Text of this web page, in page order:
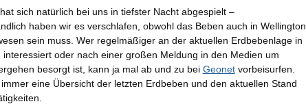
sich natürlich bei uns in tiefster Nacht abgespielt –
haben wir es verschlafen, obwohl das Beben auch in Wellington
sein muss. Wer regelmäßiger an der aktuellen Erdbebenlage in
interessiert oder nach einer großen Meldung in den Medien um
besorgt ist, kann ja mal ab und zu bei Geonetvorbeisurfen.
eine Übersicht der letzten Erdbeben und den aktuellen Stand